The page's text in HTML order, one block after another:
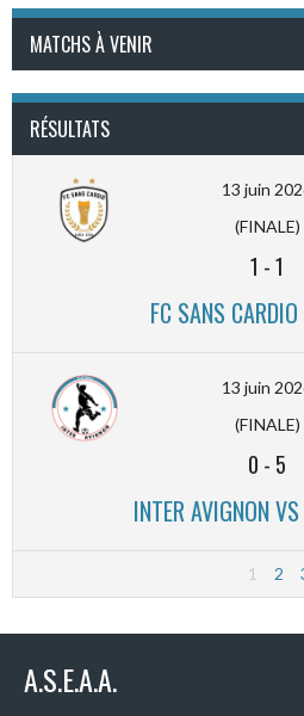
MATCHS À VENIR
RÉSULTATS
13 juin
(FINALE)
1 -1
FC SANS
13 juin
(FINALE)
0 - 5
INTER AVIGNON
1 2
A.S.E.A.A.